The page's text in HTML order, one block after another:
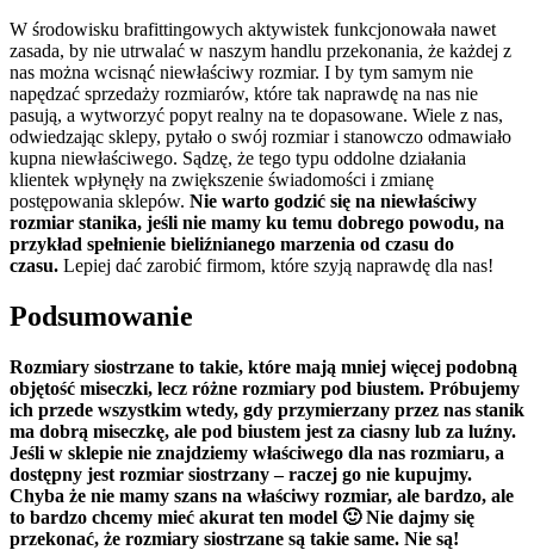
W środowisku brafittingowych aktywistek funkcjonowała nawet
zasada, by nie utrwalać w naszym handlu przekonania, że każdej z
nas można wcisnąć niewłaściwy rozmiar. I by tym samym nie
napędzać sprzedaży rozmiarów, które tak naprawdę na nas nie
pasują, a wytworzyć popyt realny na te dopasowane. Wiele z nas,
odwiedzając sklepy, pytało o swój rozmiar i stanowczo odmawiało
kupna niewłaściwego. Sądzę, że tego typu oddolne działania
klientek wpłynęły na zwiększenie świadomości i zmianę
postępowania sklepów. Nie warto godzić się na niewłaściwy
rozmiar stanika, jeśli nie mamy ku temu dobrego powodu, na
przykład spełnienie bieliźnianego marzenia od czasu do
czasu. Lepiej dać zarobić firmom, które szyją naprawdę dla nas!
Podsumowanie
Rozmiary siostrzane to takie, które mają mniej więcej podobną
objętość miseczki, lecz różne rozmiary pod biustem. Próbujemy
ich przede wszystkim wtedy, gdy przymierzany przez nas stanik
ma dobrą miseczkę, ale pod biustem jest za ciasny lub za luźny.
Jeśli w sklepie nie znajdziemy właściwego dla nas rozmiaru, a
dostępny jest rozmiar siostrzany – raczej go nie kupujmy.
Chyba że nie mamy szans na właściwy rozmiar, ale bardzo, ale
to bardzo chcemy mieć akurat ten model 🙂 Nie dajmy się
przekonać, że rozmiary siostrzane są takie same. Nie są!